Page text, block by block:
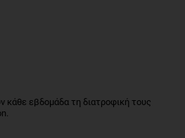
κάθε εβδομάδα τη διατροφική τους